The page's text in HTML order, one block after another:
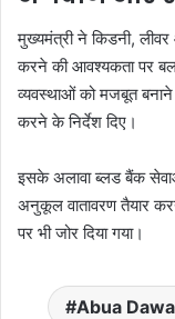
मुख्यमंत्री ने किडनी,
करने की आवश्यकता पर
व्यवस्थाओं को मजबूत
करने के निर्देश दिए।
इसके अलावा ब्लड बैंक
अनुकूल वातावरण तैयार
पर भी जोर दिया गया।
Abua